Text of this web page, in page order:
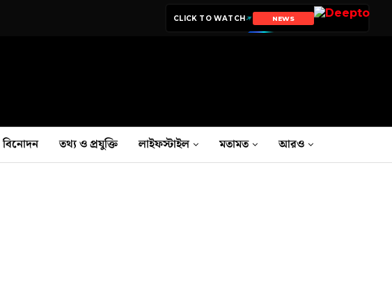
CLICK TO WATCH NEWS
বিনোদন তথ‍্য ও প্রযুক্তি লাইফস্টাইল মতামত আরও